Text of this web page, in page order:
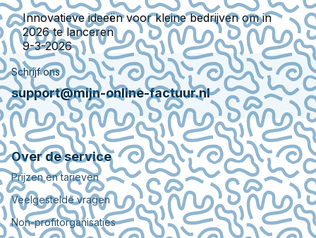
Innovatieve ideeën voor kleine bedrijven om in
2026 te lanceren
9-3-2026
Schrijf ons
support@mijn-online-factuur.nl
Over de service
Prijzen en tarieven
Veelgestelde vragen
Non-profitorganisaties